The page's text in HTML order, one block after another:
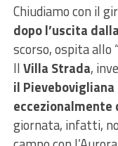
Chiudiamo con il
dopo l’uscita
scorso, ospita allo
IlVilla Strada,
il
eccezionalmente
giornata, infatti,